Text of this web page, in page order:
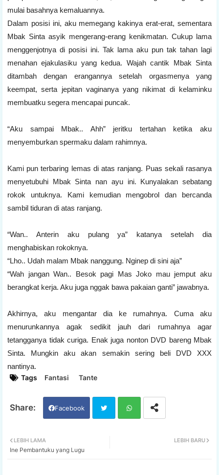
mulai basahnya kemaluannya.
Dalam posisi ini, aku memegang kakinya erat-erat, sementara
Mbak Sinta asyik mengerang-erang kenikmatan. Cukup lama
menggenjotnya di posisi ini. Tak lama aku pun tak tahan lagi
menahan ejakulasiku yang kedua. Wajah cantik Mbak Sinta
ditambah dengan erangannya setelah orgasmenya yang
keempat, serta jepitan vaginanya yang nikimat di kelaminku
membuatku segera mencapai puncak.
“Aku sampai Mbak.. Ahh” jeritku tertahan ketika aku
menyemburkan spermaku dalam rahimnya.
Kami pun terbaring lemas di atas ranjang. Puas sekali rasanya
menyetubuhi Mbak Sinta nan ayu ini. Kunyalakan sebatang
rokok untuknya. Kami kemudian mengobrol dan bercanda
sambil tiduran di atas ranjang.
“Wan.. Anterin aku pulang ya” katanya setelah dia
menghabiskan rokoknya.
“Lho.. Udah malam Mbak nanggung. Nginep di sini aja”
“Wah jangan Wan.. Besok pagi Mas Joko mau jemput aku
berangkat kerja. Aku juga nggak bawa pakaian ganti” jawabnya.
Akhirnya, aku mengantar dia ke rumahnya. Cuma aku
menurunkannya agak sedikit jauh dari rumahnya agar
tetangganya tidak curiga. Enak juga nonton DVD bareng Mbak
Sinta. Mungkin aku akan semakin sering beli DVD XXX
nantinya.
Tags
Fantasi Tante
Facebook
LEBIH BARU
LEBIH LAMA
Ine Pembantuku yang Lugu